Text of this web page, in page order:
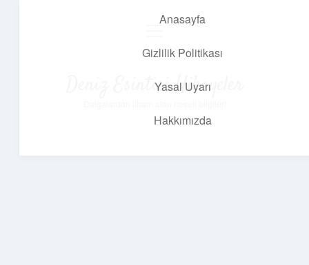
Anasayfa
Gizlilik Politikası
Yasal Uyarı
Hakkımızda
Deniz Esintisi Hikayeler